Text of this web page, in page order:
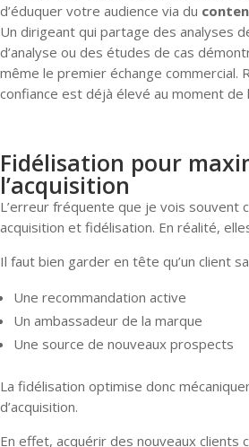
d’éduquer votre audience via du
Un dirigeant qui partage des analyses
d’analyse ou des études de cas
même le premier échange commercial.
confiance est déjà élevé au moment de
Fidélisation pour
l’acquisition
L’erreur fréquente que je vois souvent
acquisition et fidélisation. En réalité,
Il faut bien garder en tête qu’un client
Une recommandation active
Un ambassadeur de la marque
Une source de nouveaux prospects
La fidélisation optimise donc
d’acquisition.
En effet, acquérir des nouveaux clients